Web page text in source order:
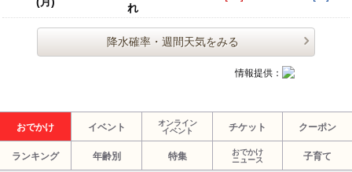
れ
降水確率・週間天気をみる
情報提供：
おでかけ イベント
オンライン
イベント
チケット クーポン
ランキング 年齢別 特集
おでかけ
ニュース
子育て